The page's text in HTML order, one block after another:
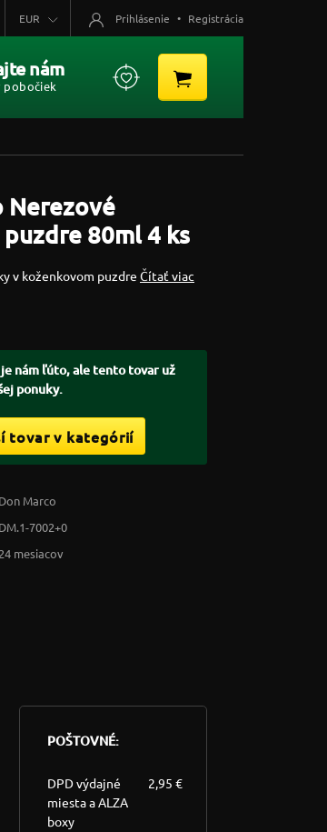
Nerezové
80ml 4 ks
v koženkovom puzdre Čítať viac
nám ľúto, ale tento tovar už
ponuky.
tovar v kategórií
Don Marco
DM.1-7002+0
24 mesiacov
POŠTOVNÉ:
DPD výdajné
miesta a ALZA
boxy
2,95 €
EUR Prihlásenie • Registrácia
nám
pobočiek